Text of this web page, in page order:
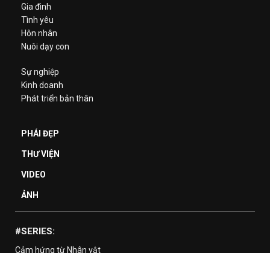
Gia đình
Tình yêu
Hôn nhân
Nuôi dạy con
Sự nghiệp
Kinh doanh
Phát triển bản thân
PHÁI ĐẸP
THƯ VIỆN
VIDEO
ẢNH
#SERIES:
Cảm hứng từ Nhân vật